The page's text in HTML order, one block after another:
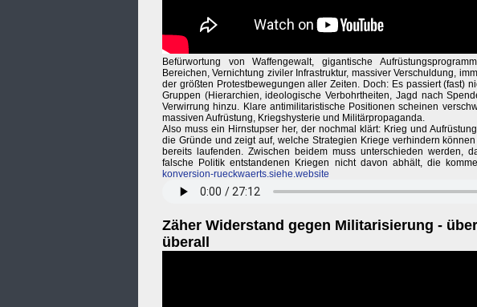
Befürwortung von Waffengewalt, gigantische
Bereichen, Vernichtung ziviler Infrastruktur, massiver Verschuldung,
der größten Protestbewegungen aller Zeiten. Doch: Es passiert (fast)
Gruppen (Hierarchien, ideologische Verbohrtheiten, Jagd nach
Verwirrung hinzu. Klare antimilitaristische Positionen scheinen
massiven Aufrüstung, Kriegshysterie und Militärpropaganda.
Also muss ein Hirnstupser her, der nochmal klärt: Krieg und
die Gründe und zeigt auf, welche Strategien Kriege verhindern
bereits laufenden. Zwischen beidem muss unterschieden werden,
falsche Politik entstandenen Kriegen nicht davon abhält, die
konversion-rueckwaerts.siehe.website
Zäher Widerstand gegen Militarisierung -
überall